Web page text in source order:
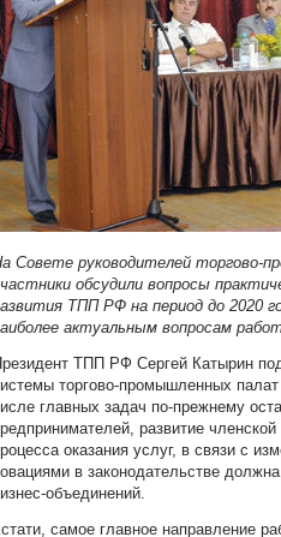
Совете руководителей торгово-
обсудили вопросы
ТПП РФ на период до 2020
актуальным вопросам
ТПП РФ Сергей Катырин
торгово-промышленных
главных задач по-прежнему
развитие
оказания услуг, в связи с
в законодательстве
объединений.
самое главное направление